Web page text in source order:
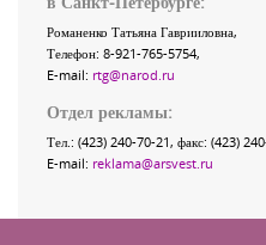
Романенко Татьяна Гаврииловна,
Телефон: 8-921-765-5754,
E-mail: rtg@narod.ru
Отдел рекламы:
Тел.: (423) 240-70-21, факс: (423)
E-mail: reklama@arsvest.ru